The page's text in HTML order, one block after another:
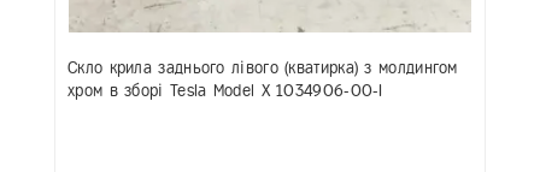
Скло крила заднього лівого (кватирка) з молдингом
хром в зборі Tesla Model X 1034906-00-I